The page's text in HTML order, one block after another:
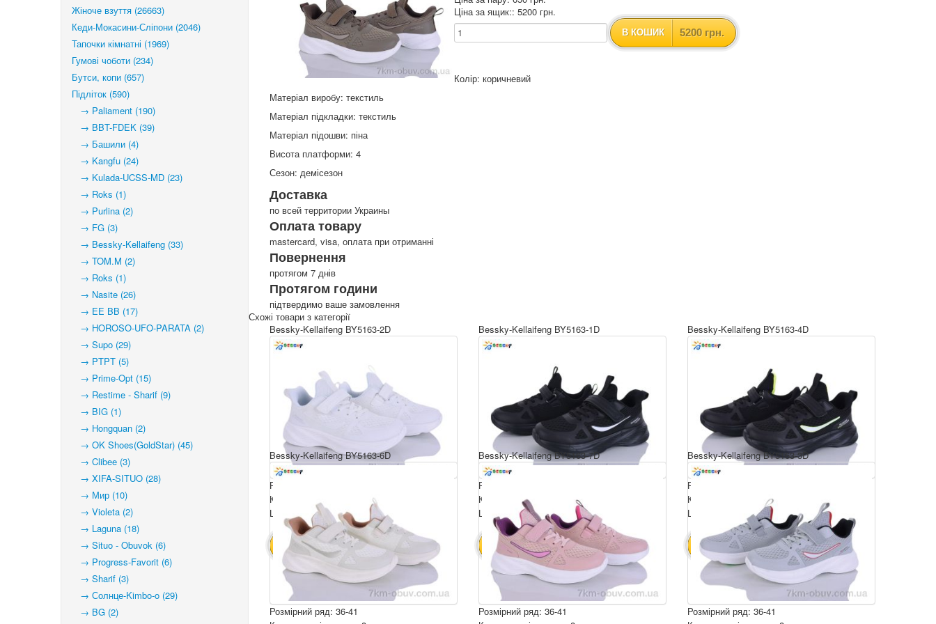
Жіноче взуття (26663)
Кеди-Мокасини-Сліпони (2046)
Тапочки кімнатні (1969)
Гумові чоботи (234)
Бутси, копи (657)
Підліток (590)
→ Paliament (190)
→ BBT-FDEK (39)
→ Башили (4)
→ Kangfu (24)
→ Kulada-UCSS-MD (23)
→ Roks (1)
→ Purlina (2)
→ FG (3)
→ Bessky-Kellaifeng (33)
→ TOM.M (2)
→ Roks (1)
→ Nasite (26)
→ EE BB (17)
→ HOROSO-UFO-PARATA (2)
→ Supo (29)
→ PTPT (5)
→ Prime-Opt (15)
→ Restime - Sharif (9)
→ BIG (1)
→ Hongquan (2)
→ OK Shoes(GoldStar) (45)
→ Clibee (3)
→ XIFA-SITUO (28)
→ Мир (10)
→ Violeta (2)
→ Laguna (18)
→ Situo - Obuvok (6)
→ Progress-Favorit (6)
→ Sharif (3)
→ Солнце-Kimbo-o (29)
→ BG (2)
Ціна за ящик:: 5200 грн.
В КОШИК 5200 грн.
Колір: коричневий
Матеріал виробу: текстиль
Матеріал підкладки: текстиль
Матеріал підошви: піна
Висота платформи: 4
Сезон: демісезон
Доставка
по всей территории Украины
Оплата товару
mastercard, visa, оплата при отриманні
Повернення
протягом 7 днів
Протягом години
підтвердимо ваше замовлення
Схожі товари з категорії
Bessky-Kellaifeng BY5163-2D
Розмірний ряд: 36-41
Комплектація ящика: 8
Ціна за пару: 650 грн.
В КОШИК 5200 грн.
Bessky-Kellaifeng BY5163-1D
Розмірний ряд: 36-41
Комплектація ящика: 8
Ціна за пару: 650 грн.
В КОШИК 5200 грн.
Bessky-Kellaifeng BY5163-4D
Розмірний ряд: 36-41
Комплектація ящика: 8
Ціна за пару: 650 грн.
В КОШИК 5200 грн.
Bessky-Kellaifeng BY5163-6D
Розмірний ряд: 36-41
Bessky-Kellaifeng BY5163-7D
Розмірний ряд: 36-41
Bessky-Kellaifeng BY5163-3D
Розмірний ряд: 36-41